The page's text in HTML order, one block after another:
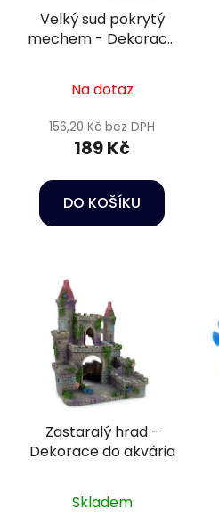
Velký sud pokrytý
mechem - Dekorace
Na dotaz
156,20 Kč bez DPH
189 Kč
DO KOŠÍKU
Zastaralý hrad -
Dekorace do akvária
Skladem